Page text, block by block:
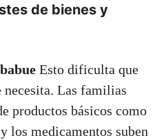
de bienes y
Esto dificulta que
necesita. Las familias
productos básicos como
los medicamentos suben